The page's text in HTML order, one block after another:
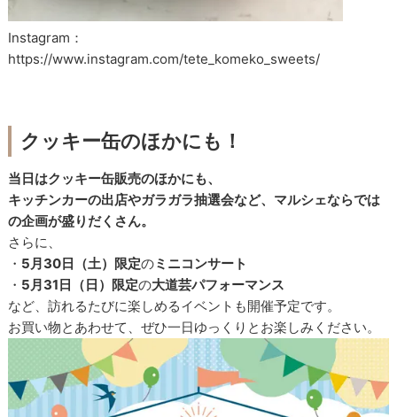
Instagram：
https://www.instagram.com/tete_komeko_sweets/
クッキー缶のほかにも！
当日はクッキー缶販売のほかにも、
キッチンカーの出店やガラガラ抽選会など、マルシェならでは
の企画が盛りだくさん。
さらに、
・ 5月30日（土）限定のミニコンサート
・ 5月31日（日）限定の大道芸パフォーマンス
など、訪れるたびに楽しめるイベントも開催予定です。
お買い物とあわせて、ぜひ一日ゆっくりとお楽しみください。